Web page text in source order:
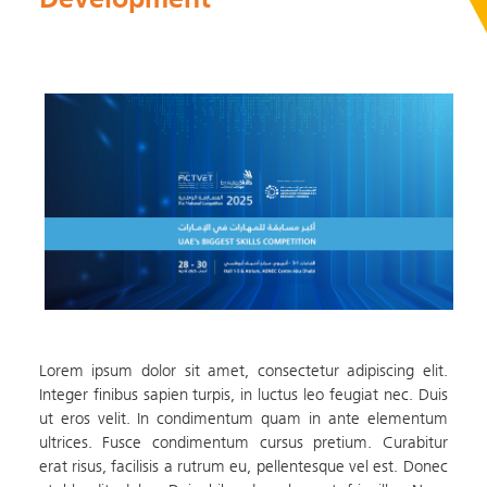
Lorem ipsum dolor sit amet, consecte​tur adipiscing elit.
Integer finibus sapien turpis, in luctus leo feugiat nec. Duis
ut eros velit. In condimentum quam in ante elementum
ultrices. Fusce condimentum cursus pretium. Curabitur
erat risus, facilisis a rutrum eu, pellentesque vel est. Donec